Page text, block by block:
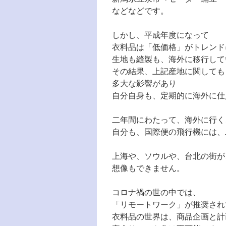
などなどです。
しかし、平成年度になって
衣料品は「低価格」がトレン
生地も縫製も、海外に移行し
その結果、上記産地に関しても
多大な影響があり
自分自身も、定期的に海外に
二年間にわたって、海外に行
自分も、国際便の飛行機には
上海や、ソウルや、台北の街
想像もできません。
コロナ禍の世の中では、
「リモートワーク」が推奨さ
衣料品の世界は、商品企画と